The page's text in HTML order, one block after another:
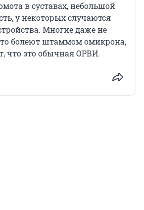
в суставах, небольшой
у некоторых случаются
Многие даже не
болеют штаммом омикрона,
что это обычная ОРВИ.